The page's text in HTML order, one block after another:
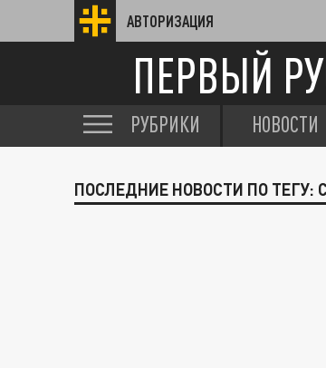
АВТОРИЗАЦИЯ
ПЕРВЫЙ
РУБРИКИ НОВОСТИ
ПОСЛЕДНИЕ НОВОСТИ ПО ТЕГУ: